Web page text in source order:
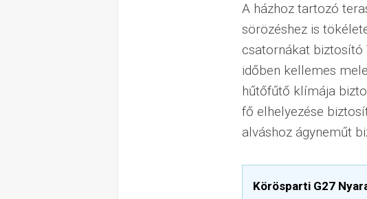
A házhoz tartozó
sörözéshez is
csatornákat biztosító
időben kellemes
hűtőfűtő klímája
fő elhelyezése
alváshoz ágyneműt
Körösparti G27